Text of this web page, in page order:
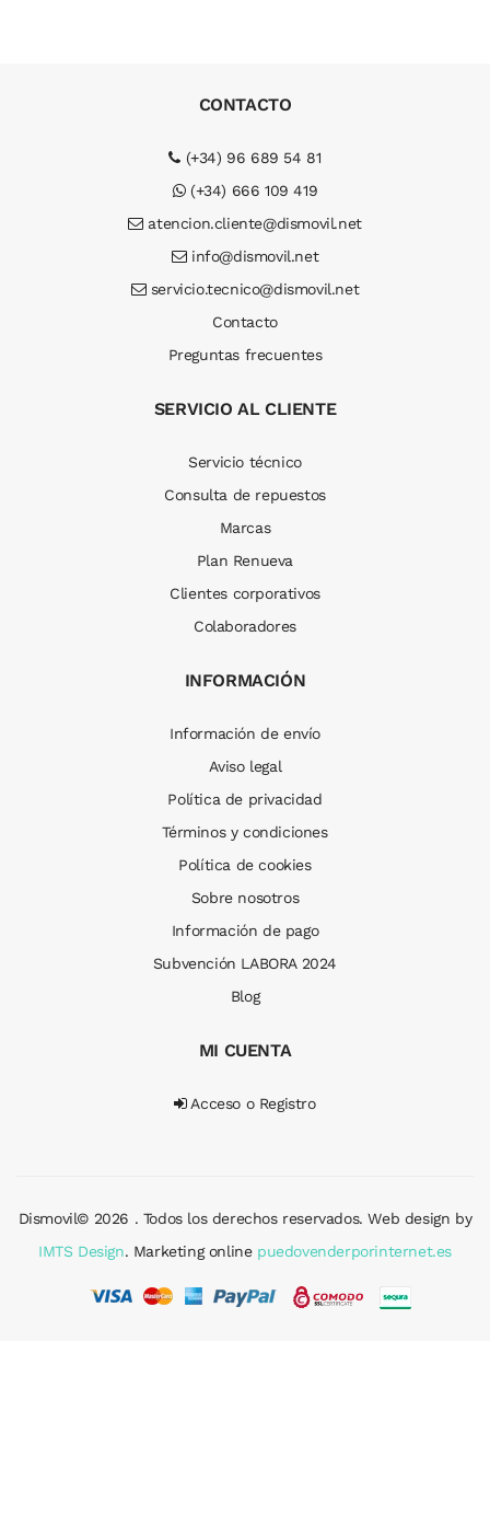
CONTACTO
(+34) 96 689 54 81
(+34) 666 109 419
atencion.cliente@dismovil.net
info@dismovil.net
servicio.tecnico@dismovil.net
Contacto
Preguntas frecuentes
SERVICIO AL CLIENTE
Servicio técnico
Consulta de repuestos
Marcas
Plan Renueva
Clientes corporativos
Colaboradores
INFORMACIÓN
Información de envío
Aviso legal
Política de privacidad
Términos y condiciones
Política de cookies
Sobre nosotros
Información de pago
Subvención LABORA 2024
Blog
MI CUENTA
Acceso o Registro
Dismovil© 2026 . Todos los derechos reservados. Web design by
IMTS Design. Marketing online puedovenderporinternet.es